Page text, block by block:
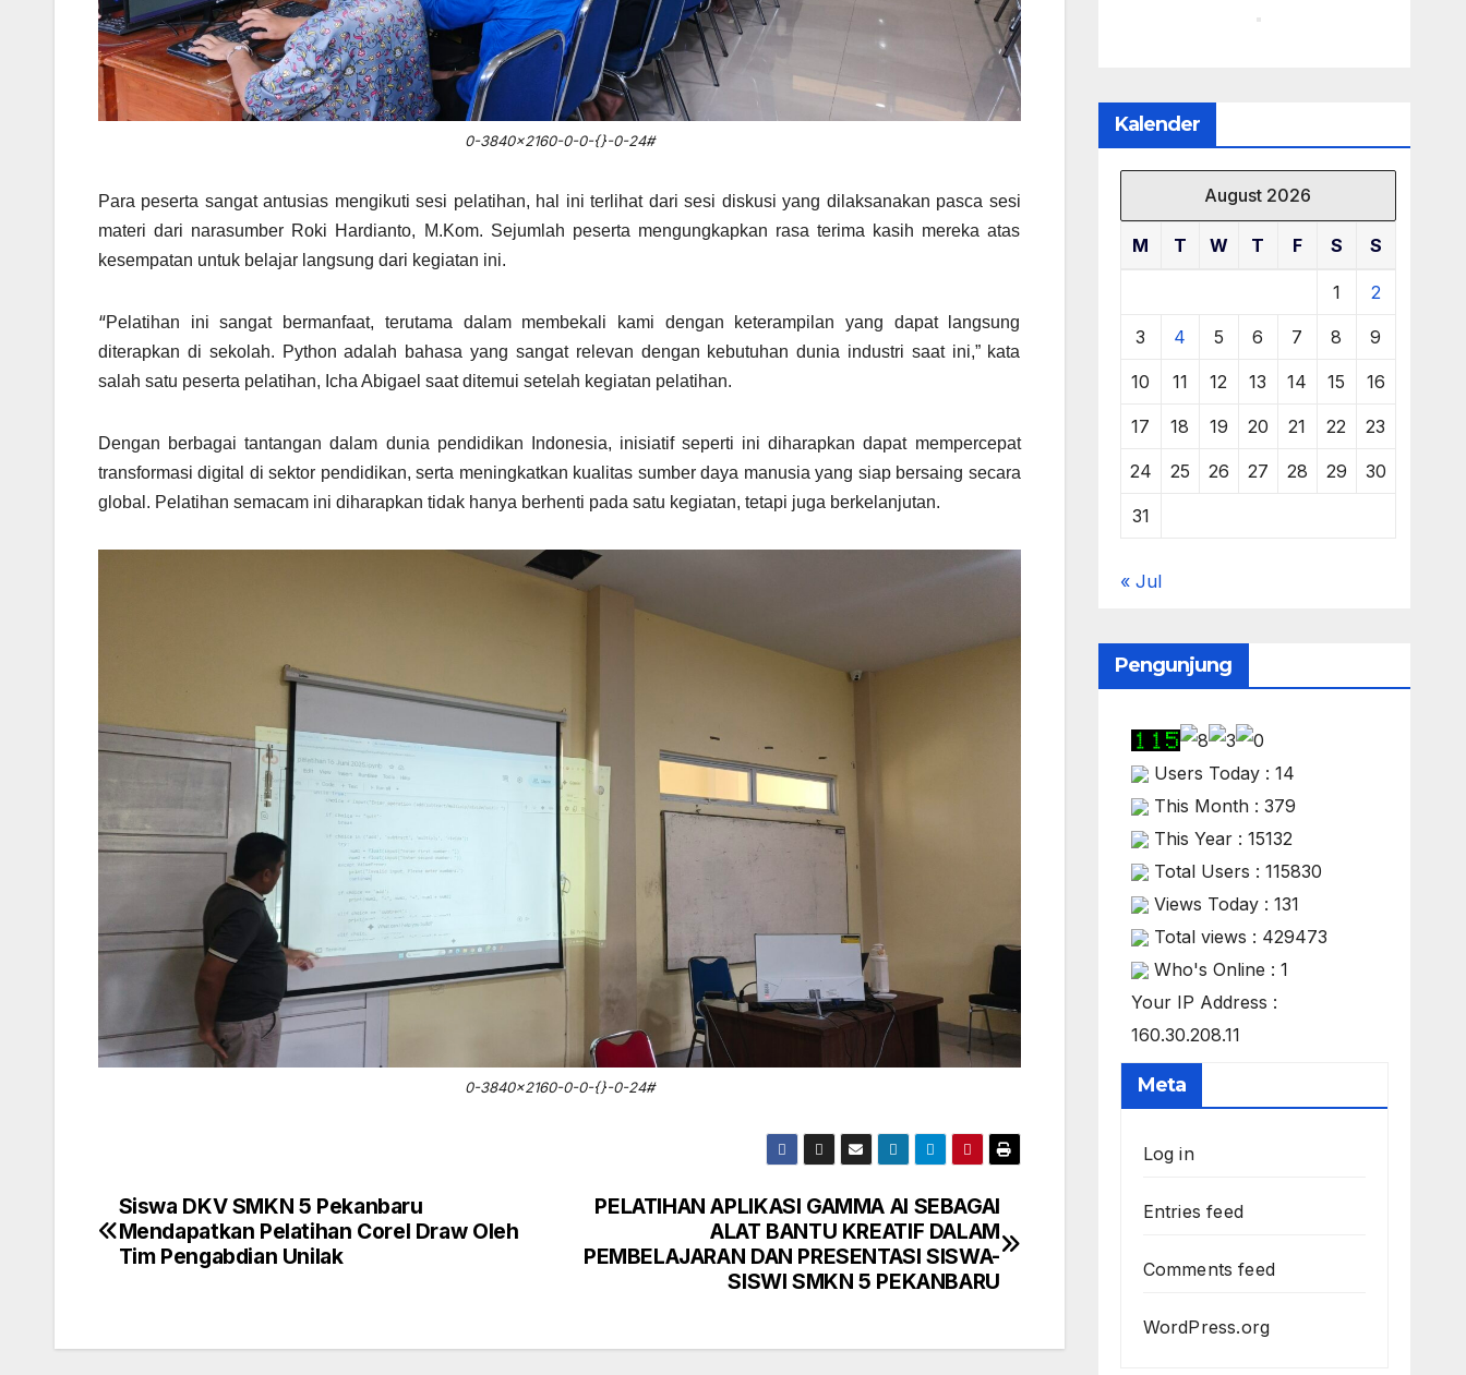
0-3840×2160-0-0-{}-0-24#
Para peserta sangat antusias mengikuti sesi pelatihan, hal ini terlihat dari sesi diskusi yang dilaksanakan pasca sesi
materi dari narasumber Roki Hardianto, M.Kom. Sejumlah peserta mengungkapkan rasa terima kasih mereka atas
kesempatan untuk belajar langsung dari kegiatan ini.
“Pelatihan ini sangat bermanfaat, terutama dalam membekali kami dengan keterampilan yang dapat langsung
diterapkan di sekolah. Python adalah bahasa yang sangat relevan dengan kebutuhan dunia industri saat ini,” kata
salah satu peserta pelatihan, Icha Abigael saat ditemui setelah kegiatan pelatihan.
Dengan berbagai tantangan dalam dunia pendidikan Indonesia, inisiatif seperti ini diharapkan dapat mempercepat
transformasi digital di sektor pendidikan, serta meningkatkan kualitas sumber daya manusia yang siap bersaing secara
global. Pelatihan semacam ini diharapkan tidak hanya berhenti pada satu kegiatan, tetapi juga berkelanjutan.
0-3840×2160-0-0-{}-0-24#
Post
navigation
PELATIHAN APLIKASI GAMMA AI SEBAGAI
ALAT BANTU KREATIF DALAM
PEMBELAJARAN DAN PRESENTASI SISWA-
SISWI SMKN 5 PEKANBARU
Siswa DKV SMKN 5 Pekanbaru
Mendapatkan Pelatihan Corel Draw Oleh
Tim Pengabdian Unilak
Kalender
August 2026
M T W T F S S
1 2
3 4 5 6 7 8 9
10 11 12 13 14 15 16
17 18 19 20 21 22 23
24 25 26 27 28 29 30
31
« Jul
Pengunjung
Users Today : 14
This Month : 379
This Year : 15132
Total Users : 115830
Views Today : 131
Total views : 429473
Who's Online : 1
Your IP Address :
160.30.208.11
Meta
Log in
Entries feed
Comments feed
WordPress.org